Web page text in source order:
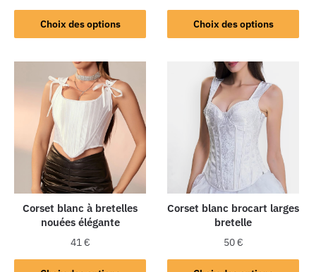
Choix des options Choix des options
Corset blanc à bretelles
nouées élégante
41€
Corset blanc brocart larges
bretelle
50€